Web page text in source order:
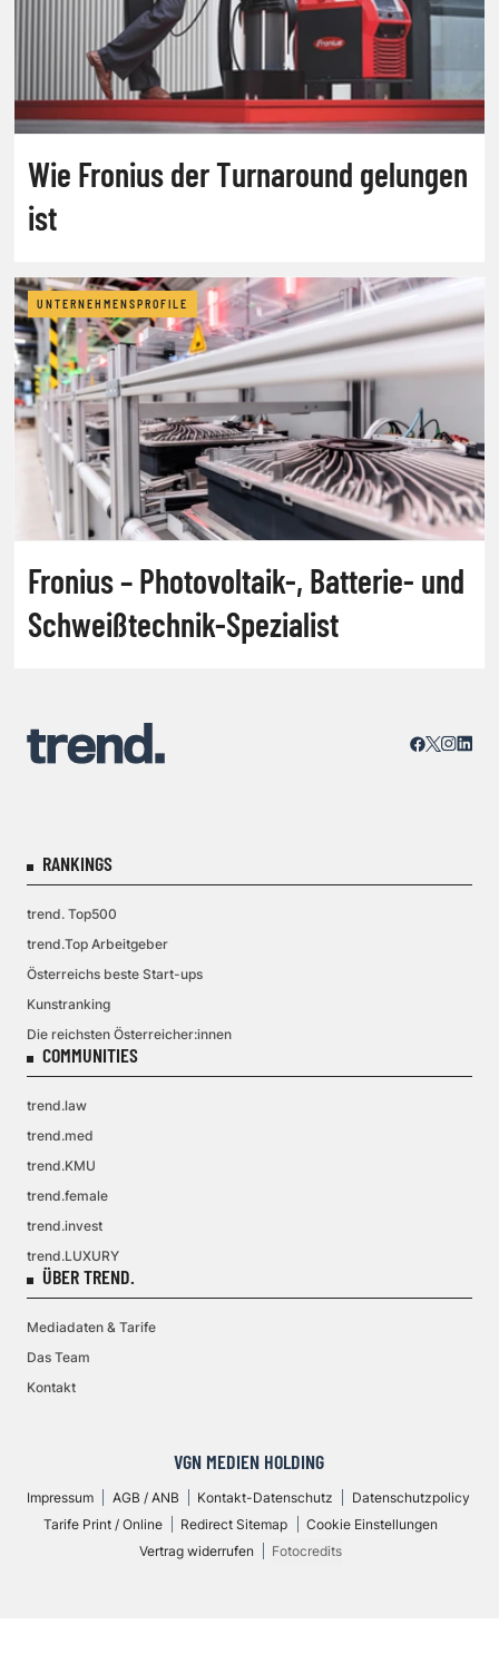
Wie Fronius der Turnaround gelungen
ist
UNTERNEHMENSPROFILE
Fronius – Photovoltaik-, Batterie- und
Schweißtechnik-Spezialist
RANKINGS
trend. Top500
trend.Top Arbeitgeber
Österreichs beste Start-ups
Kunstranking
Die reichsten Österreicher:innen
COMMUNITIES
trend.law
trend.med
trend.KMU
trend.female
trend.invest
trend.LUXURY
ÜBER TREND.
Mediadaten & Tarife
Das Team
Kontakt
VGN MEDIEN HOLDING
Impressum AGB / ANB Kontakt-Datenschutz
Datenschutzpolicy
Tarife Print / Online
Redirect Sitemap
Cookie Einstellungen
Vertrag widerrufen
Fotocredits